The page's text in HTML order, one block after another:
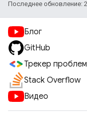
Последнее обновление:
Блог
GitHub
Трекер проблем
Stack Overflow
Видео